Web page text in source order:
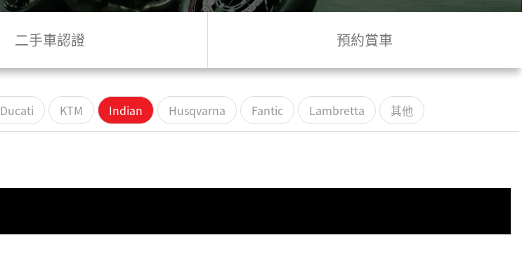
二手車認證 預約賞車
Ducati KTM Indian Husqvarna Fantic Lambretta 其他